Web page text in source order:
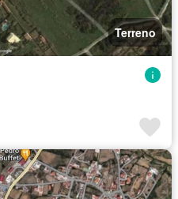
Terreno